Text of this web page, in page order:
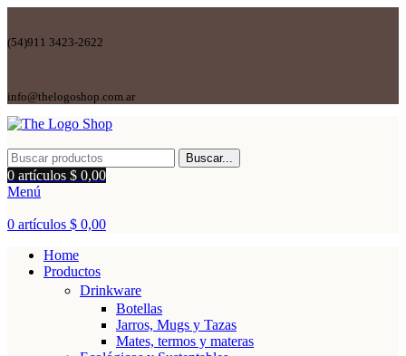
(54)911 3423-2622
info@thelogoshop.com.ar
Buscar...
0 artículos $ 0,00
Menú
0 artículos $ 0,00
Home
Productos
Drinkware
Botellas
Jarros, Mugs y Tazas
Mates, termos y materas